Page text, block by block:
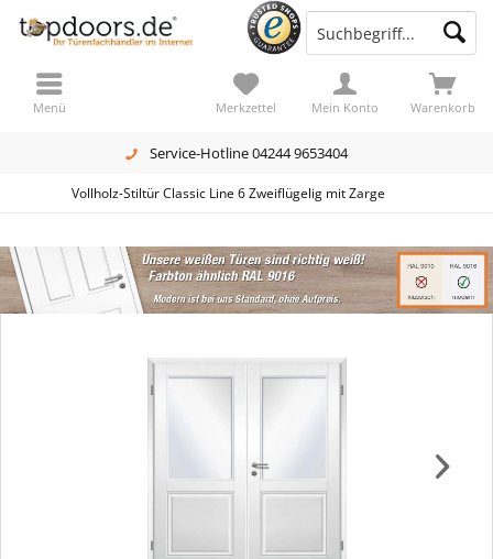
Service-Hotline 04244 9653404
Warenkorb
Merkzettel Mein Konto
Menü
Vollholz-Stiltür Classic Line 6 Zweiflügelig mit Zarge